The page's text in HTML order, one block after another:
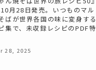
月28日発売。いつものマル
ばが世界各国の味に変身する
集で、未収録レシピのPDF特
28, 2025